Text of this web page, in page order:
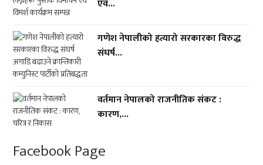
एवं...
गणेश नेपालीको हत्यारो सरकारका विरुद्ध
संघर्ष...
वर्तमान नेपालको राजनीतिक संकट :
कारण,...
Facebook Page